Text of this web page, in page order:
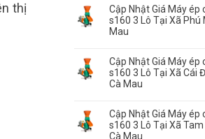
thị
Cập Nhật Giá Máy ép
s160 3 Lô Tại Xã Phú
Mau
Cập Nhật Giá Máy ép
s160 3 Lô Tại Xã Cái
Cà Mau
Cập Nhật Giá Máy ép
s160 3 Lô Tại Xã Tam
Cà Mau